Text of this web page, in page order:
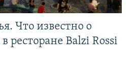
Что известно о
ресторане Balzi Rossi